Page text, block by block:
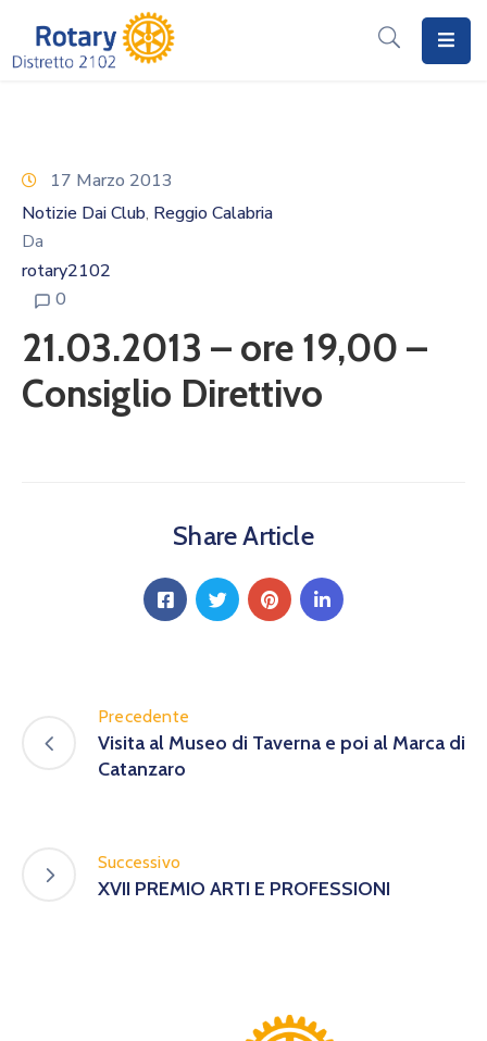
Rotary
Distretto
2102
Notizie
17 Marzo 2013
Notizie Dai Club‚ Reggio Calabria
Da
rotary2102
0
21.03.2013 – ore 19,00 –
Consiglio Direttivo
Share Article
Precedente
Visita al Museo di Taverna e poi al Marca di
Catanzaro
Successivo
XVII PREMIO ARTI E PROFESSIONI